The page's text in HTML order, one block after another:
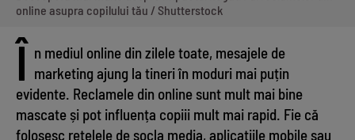
online asupra copilului tău / Shutterstock
Î n mediul online din zilele toate, mesajele de
marketing ajung la tineri în moduri mai puțin
evidente. Reclamele din online sunt mult mai bine
mascate și pot influența copiii mult mai rapid. Fie că
folosesc rețelele de socla media, aplicațiile mobile sau